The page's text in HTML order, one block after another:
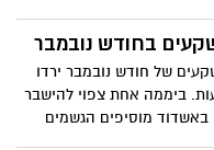
משמעותי, הם גם שומרים
מסוגלים להשתתף בספורט
נוסף – הקבוצה הוכיחה
חברתית, מוטיבציה וערבות
חשוב מספורט!
בחודש נובמבר
של חודש נובמבר ירדו
ביממה אחת צפוי להישבר
מוסיפים הגשמים